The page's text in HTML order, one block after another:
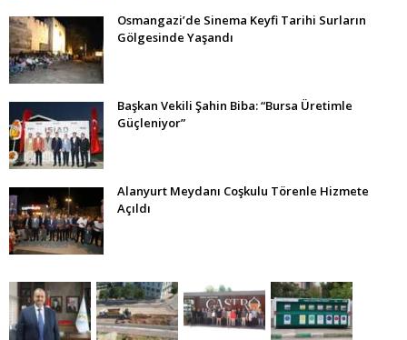
Osmangazi’de Sinema Keyfi Tarihi Surların
Gölgesinde Yaşandı
Başkan Vekili Şahin Biba: “Bursa Üretimle
Güçleniyor”
Alanyurt Meydanı Coşkulu Törenle Hizmete
Açıldı